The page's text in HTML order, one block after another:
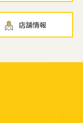
店舗情報